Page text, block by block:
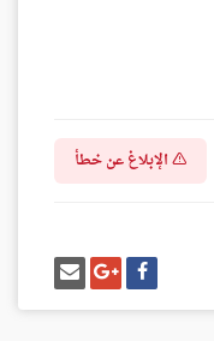
الإبلاغ عن خطأ
شارك
على
فيسبوك
شارك
على
غوغل
بلس
إرسل
إيميل